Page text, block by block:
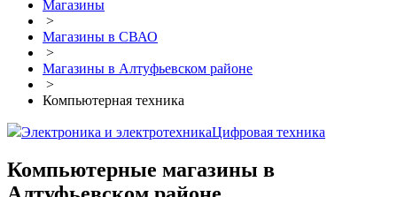
Магазины
>
Магазины в СВАО
>
Магазины в Алтуфьевском районе
>
Компьютерная техника
Электроника и электротехникаЦифровая техника
Компьютерные магазины в